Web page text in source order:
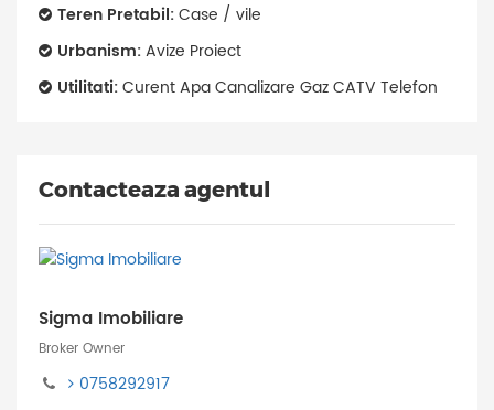
Teren Pretabil:Case / vile
Urbanism:Avize Proiect
Utilitati:Curent Apa Canalizare Gaz CATV Telefon
Contacteaza agentul
Sigma Imobiliare
Broker Owner
0758292917